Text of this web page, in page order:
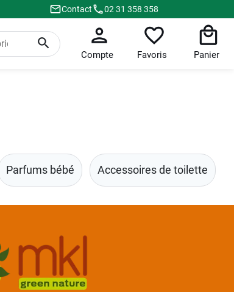
Contact 02 31 358 358
Compte Favoris Panier
Parfums bébé Accessoires de toilette